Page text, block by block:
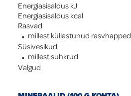
Energiasisaldus kJ
Energiasisaldus kcal
Rasvad
millest küllastunud rasvhapped
Süsivesikud
millest suhkrud
Valgud